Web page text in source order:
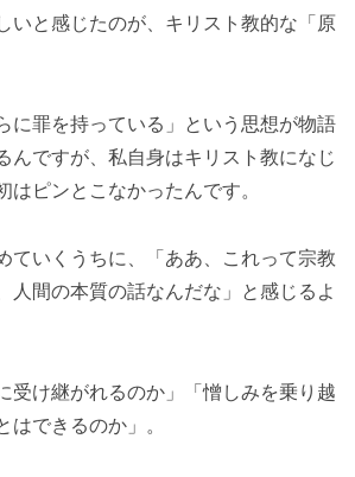
いと感じたのが、キリスト教的な「原
に罪を持っている」という思想が物語
んですが、私自身はキリスト教になじ
はピンとこなかったんです。
ていくうちに、「ああ、これって宗教
人間の本質の話なんだな」と感じるよ
受け継がれるのか」「憎しみを乗り越
はできるのか」。